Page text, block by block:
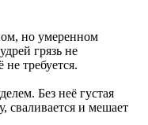
но умеренном
грязь не
требуется.
Без неё густая
сваливается и мешает